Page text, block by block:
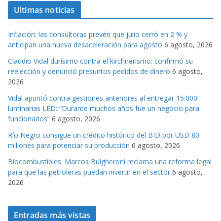
o
r
i
a
s
Ultimas noticias
Inflación: las consultoras prevén que julio cerró en 2 % y
anticipan una nueva desaceleración para agosto 6 agosto, 2026
Claudio Vidal durísimo contra el kirchnerismo: confirmó su
reelección y denunció presuntos pedidos de dinero 6 agosto,
2026
Vidal apuntó contra gestiones anteriores al entregar 15.000
luminarias LED: “Durante muchos años fue un negocio para
funcionarios” 6 agosto, 2026
Río Negro consigue un crédito histórico del BID por USD 80
millones para potenciar su producción 6 agosto, 2026
Biocombustibles: Marcos Bulgheroni reclama una reforma legal
para que las petroleras puedan invertir en el sector 6 agosto,
2026
Entradas más vistas